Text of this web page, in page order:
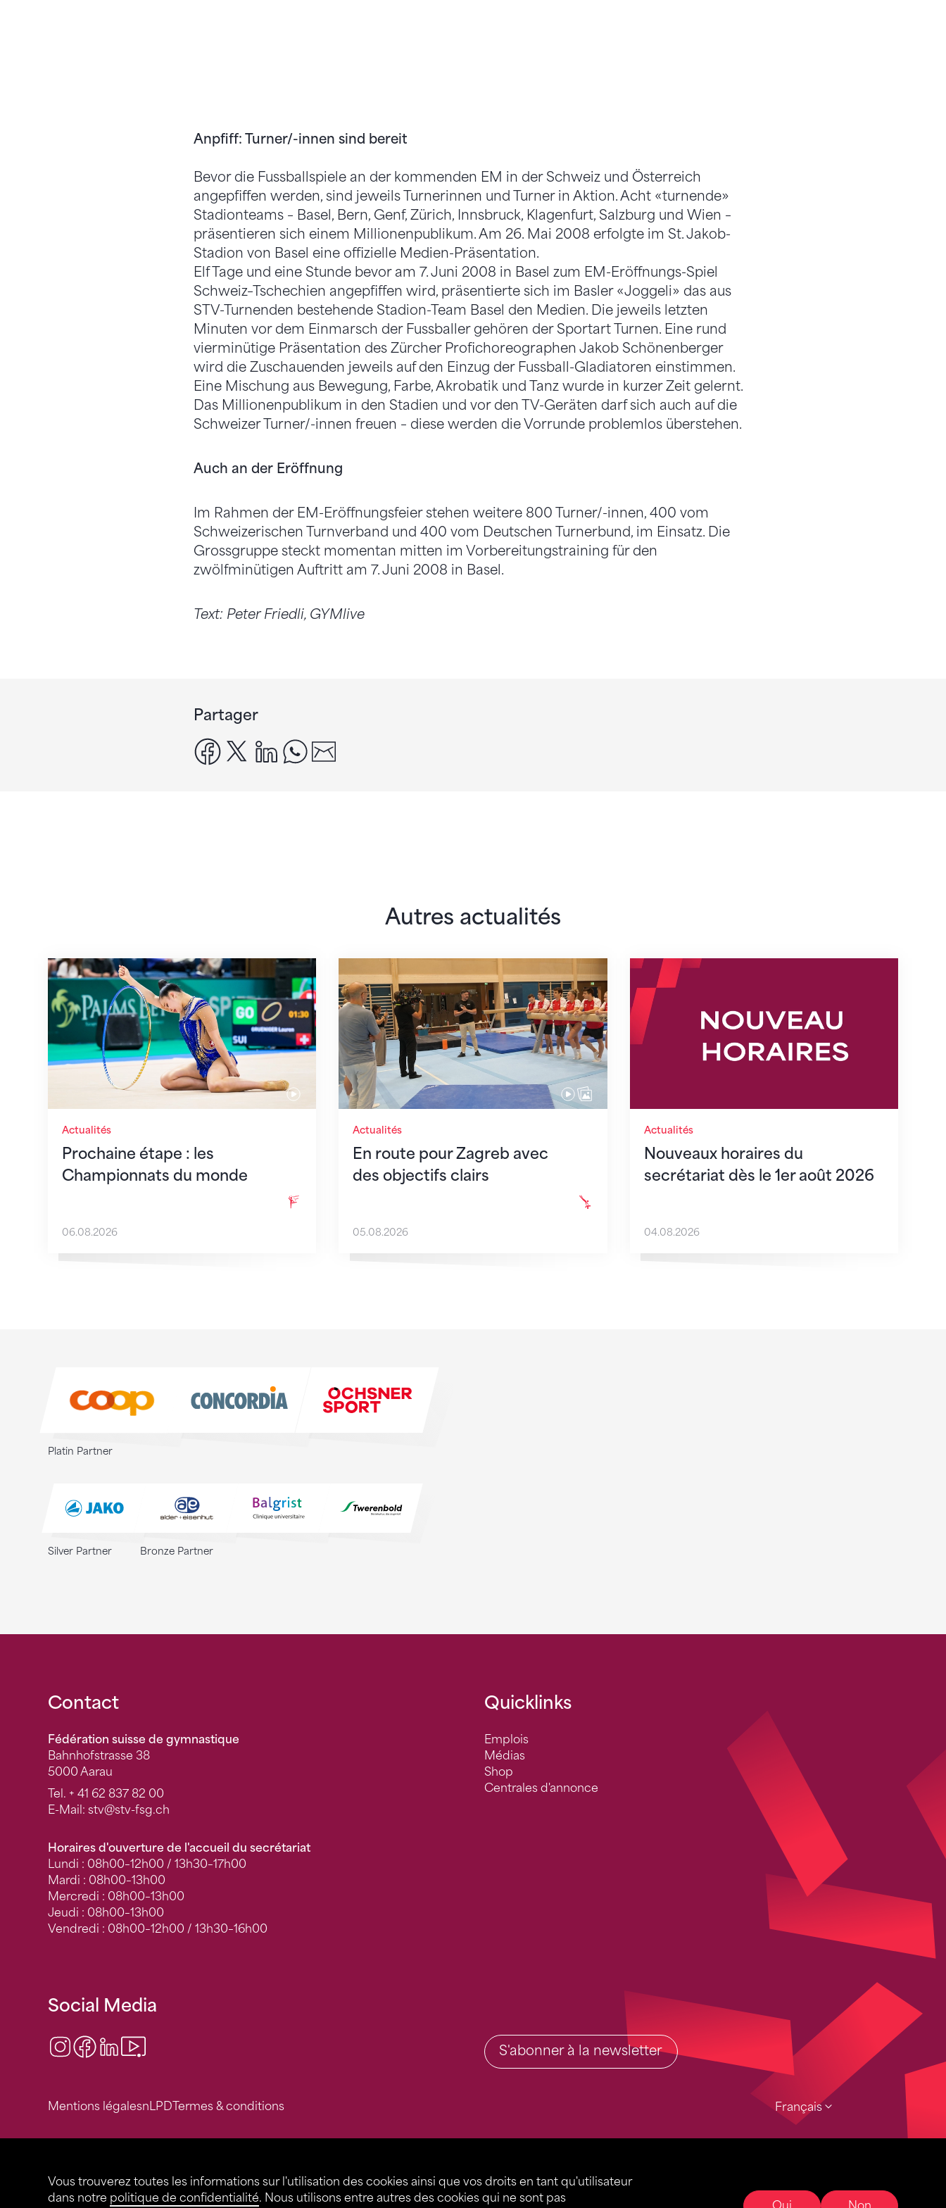
Vous trouverez toutes les informations sur l'utilisation des cookies ainsi que vos droits en tant qu'utilisateur
dans notre politique de confidentialité. Nous utilisons entre autres des cookies qui ne sont pas
Anpfiff: Turner/-innen sind bereit
Bevor die Fussballspiele an der kommenden EM in der Schweiz und Österreich
angepfiffen werden, sind jeweils Turnerinnen und Turner in Aktion. Acht «turnende»
Stadionteams – Basel, Bern, Genf, Zürich, Innsbruck, Klagenfurt, Salzburg und Wien –
präsentieren sich einem Millionenpublikum. Am 26. Mai 2008 erfolgte im St. Jakob-
Stadion von Basel eine offizielle Medien-Präsentation.
Elf Tage und eine Stunde bevor am 7. Juni 2008 in Basel zum EM-Eröffnungs-Spiel
Schweiz–Tschechien angepfiffen wird, präsentierte sich im Basler «Joggeli» das aus
STV-Turnenden bestehende Stadion-Team Basel den Medien. Die jeweils letzten
Minuten vor dem Einmarsch der Fussballer gehören der Sportart Turnen. Eine rund
vierminütige Präsentation des Zürcher Profichoreographen Jakob Schönenberger
wird die Zuschauenden jeweils auf den Einzug der Fussball-Gladiatoren einstimmen.
Eine Mischung aus Bewegung, Farbe, Akrobatik und Tanz wurde in kurzer Zeit gelernt.
Das Millionenpublikum in den Stadien und vor den TV-Geräten darf sich auch auf die
Schweizer Turner/-innen freuen – diese werden die Vorrunde problemlos überstehen.
Auch an der Eröffnung
Im Rahmen der EM-Eröffnungsfeier stehen weitere 800 Turner/-innen, 400 vom
Schweizerischen Turnverband und 400 vom Deutschen Turnerbund, im Einsatz. Die
Grossgruppe steckt momentan mitten im Vorbereitungstraining für den
zwölfminütigen Auftritt am 7. Juni 2008 in Basel.
Text: Peter Friedli, GYMlive
Partager
facebook
x linkedinwhatsapp
Autres actualités
Actualités
Prochaine étape : les
Championnats du monde
Prochaine étape : les Championnats du monde
06.08.2026
Actualités
En route pour Zagreb avec
des objectifs clairs
En route pour Zagreb avec des objectifs clairs
05.08.2026
Actualités
Nouveaux horaires du
secrétariat dès le 1er août 2026
Nouveaux horaires du secrétariat dès le 1er août
04.08.2026
Platin Partner
Silver Partner Bronze Partner
Fusszeile
Contact
Fédération suisse de gymnastique
Bahnhofstrasse 38
5000 Aarau
Tel. + 41 62 837 82 00
E-Mail: stv@stv-fsg.ch
Horaires d'ouverture de l'accueil du secrétariat
Lundi : 08h00–12h00 / 13h30–17h00
Mardi : 08h00–13h00
Mercredi : 08h00–13h00
Jeudi : 08h00–13h00
Vendredi : 08h00–12h00 / 13h30–16h00
Quicklinks
Emplois
Médias
Shop
Centrales d'annonce
Français
Social Media
Instagram
Facebook
LinkedIn S'abonner à la newsletter
Mentions légalesnLPDTermes & conditions